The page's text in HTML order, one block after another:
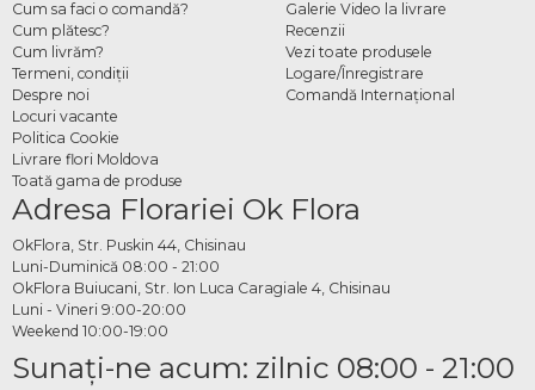
Cum sa faci o comandă?
Cum plătesc?
Cum livrăm?
Termeni, condiţii
Despre noi
Locuri vacante
Politica Cookie
Livrare flori Moldova
Toată gama de produse
Galerie Video la livrare
Recenzii
Vezi toate produsele
Logare/Înregistrare
Comandă Internațional
Adresa Florariei Ok Flora
OkFlora, Str. Puskin 44, Chisinau
Luni-Duminică 08:00 - 21:00
OkFlora Buiucani, Str. Ion Luca Caragiale 4, Chisinau
Luni - Vineri 9:00-20:00
Weekend 10:00-19:00
Sunaţi-ne acum: zilnic 08:00 - 21:00